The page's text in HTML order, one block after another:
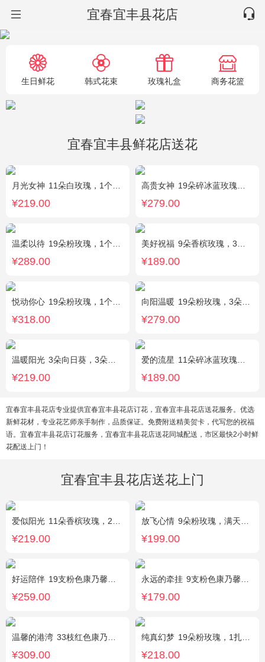
宜春宜丰县花店
生日鲜花 韩式花束 玫瑰礼盒 商务花篮
宜春宜丰县鲜花店送花
月光女神 11朵白玫瑰，1个蓝色绣球，桔梗搭配
¥219.00
高贵女神 19朵碎冰蓝玫瑰，绿叶搭配
¥279.00
温柔以待 19朵粉玫瑰，1个粉色绣球，1枝多头白百合，桔梗、满天星、绿叶搭配
¥289.00
美好祝福 9朵香槟玫瑰，3朵向日葵，桔梗、配花、配草搭配
¥189.00
悦动你心 19朵粉玫瑰，1个粉色绣球，2个白色乒乓菊，粉色桔梗、尤加利间插丰满
¥318.00
向阳温暖 19朵粉玫瑰，3朵向日葵，绿叶搭配
¥279.00
温暖阳光 3朵向日葵，3朵香槟玫瑰，1枝多头白百合，配花、配草搭配
¥219.00
爱的流星 11朵碎冰蓝玫瑰，尤加利绿叶搭配
¥189.00
宜春宜丰县花店专业提供宜春宜丰县花店订花，宜春宜丰县花店送花服务。优选
新鲜花材，专业花艺师亲手制作，品质保证。免费附送精美贺卡，代写您的祝福
语。宜春宜丰县花店订花服务，宜春宜丰县花店送花同城配送，市区最快2小时鲜
花配送上门！
宜春宜丰县花店送花上门
爱似阳光 11朵香槟玫瑰，2朵向日葵，桔梗、配花、绿叶搭配
¥219.00
放飞心情 9朵粉玫瑰，满天星、栀子叶适量
¥199.00
好运陪伴 19支粉色康乃馨，3支多头香水百合，搭配满天星、黄莺装饰。
¥259.00
永远的牵挂 9支粉色康乃馨，1支多头白百合，搭配黄莺、满天星。
¥179.00
温馨的港湾 33枝红色康乃馨，3枝白色多头香水百合，绿叶，满天星搭配丰满。
¥309.00
纯真幻梦 19朵粉玫瑰，1扎满天星间插丰满
¥218.00